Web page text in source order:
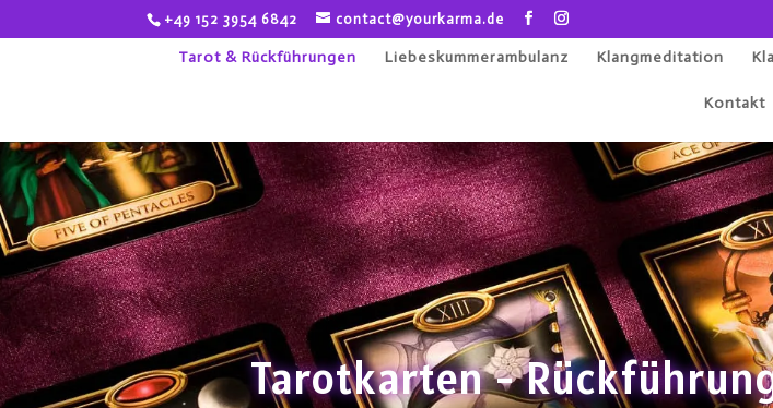
+49 152 3954 6842 contact@yourkarma.de
Tarot & Rückführungen Liebeskummerambulanz Klangmeditation
Kontakt
Tarotkarten -